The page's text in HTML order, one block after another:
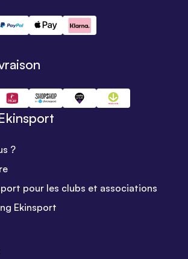
?
pour les clubs et associations
Ekinsport